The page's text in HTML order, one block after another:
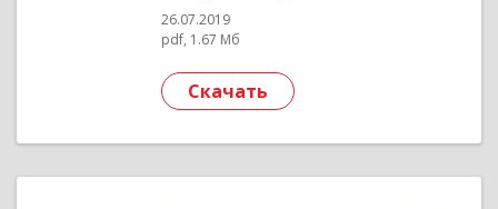
26.07.2019
pdf, 1.67 Мб
Скачать